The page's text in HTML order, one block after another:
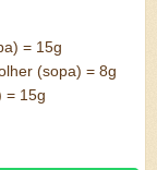
= 15g
(sopa) = 8g
= 15g